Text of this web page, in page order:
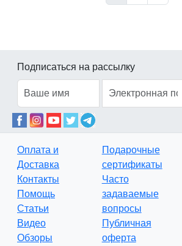
Подписаться на рассылку
Оплата и
Доставка
Контакты
Помощь
Статьи
Видео
Обзоры
Подарочные
сертификаты
Часто
задаваемые
вопросы
Публичная
оферта